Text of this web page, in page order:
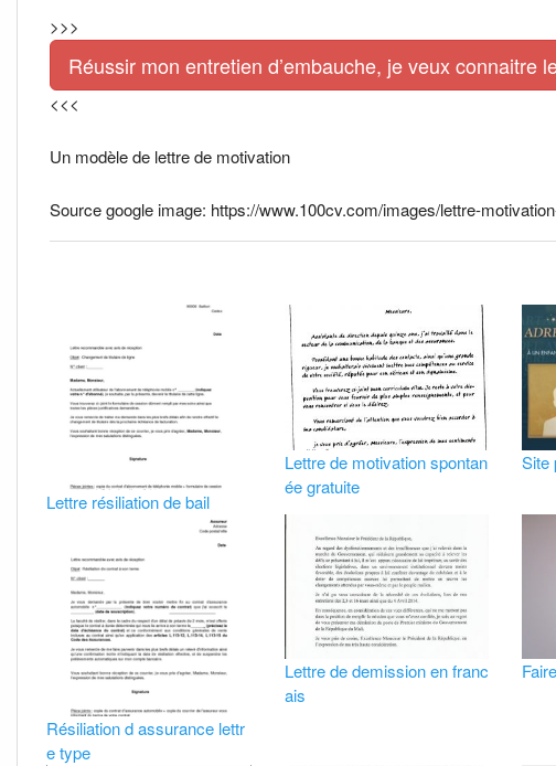
>>>
Réussir mon entretien d’embauche, je veux connaitre
<<<
Un modèle de lettre de motivation
Source google image: https://www.100cv.com/images/lettre-
Lettre résiliation de bail
Lettre de motivation spontan
ée gratuite
Site
Résiliation d assurance lettr
e type
Lettre de demission en franc
ais